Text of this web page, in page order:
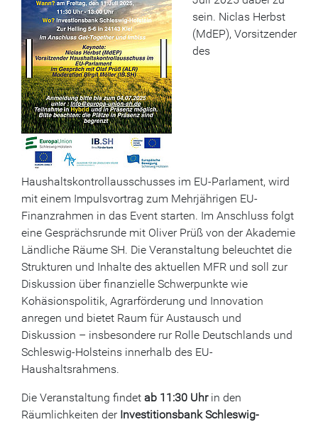
sein. Niclas Herbst
(MdEP), Vorsitzender
des
Haushaltskontrollausschusses im EU-Parlament, wird
mit einem Impulsvortrag zum Mehrjährigen EU-
Finanzrahmen in das Event starten. Im Anschluss folgt
eine Gesprächsrunde mit Oliver Prüß von der Akademie
Ländliche Räume SH. Die Veranstaltung beleuchtet die
Strukturen und Inhalte des aktuellen MFR und soll zur
Diskussion über finanzielle Schwerpunkte wie
Kohäsionspolitik, Agrarförderung und Innovation
anregen und bietet Raum für Austausch und
Diskussion – insbesondere rur Rolle Deutschlands und
Schleswig-Holsteins innerhalb des EU-
Haushaltsrahmens.
Die Veranstaltung findet ab 11:30 Uhrin den
Räumlichkeiten der Investitionsbank Schleswig-